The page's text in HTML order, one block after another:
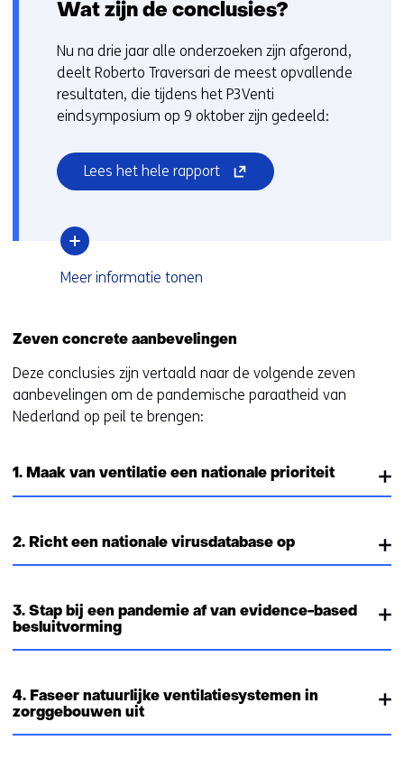
Wat zijn de conclusies?
Nu na drie jaar alle onderzoeken zijn afgerond,
deelt Roberto Traversari de meest opvallende
resultaten, die tijdens het P3Venti
eindsymposium op 9 oktober zijn gedeeld:
Lees het hele rapport(opent
in
website)
Meer informatie over
conclusies?
tonen
Zeven concrete aanbevelingen
Deze conclusies zijn vertaald naar de volgende zeven
aanbevelingen om de pandemische paraatheid van
Nederland op peil te brengen:
1. Maak van ventilatie een nationale prioriteit
2. Richt een nationale virusdatabase op
3. Stap bij een pandemie af van evidence-based
besluitvorming
4. Faseer natuurlijke ventilatiesystemen in
zorggebouwen uit